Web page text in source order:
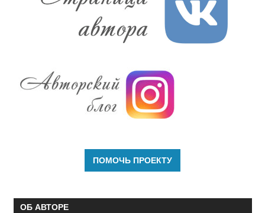
ОБ АВТОРЕ